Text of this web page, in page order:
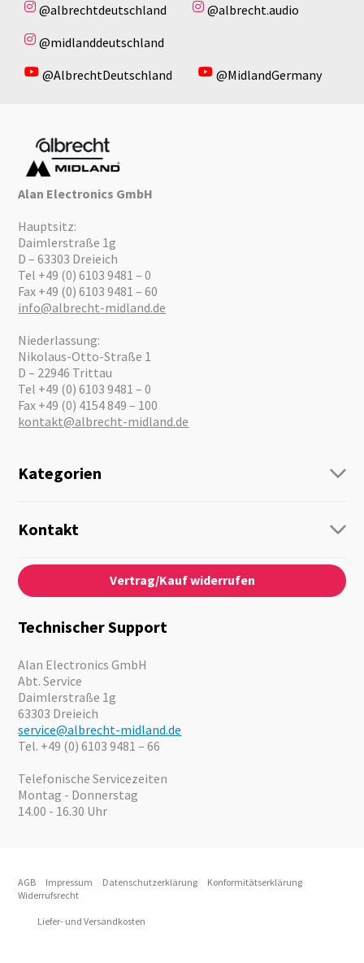
@albrechtdeutschland
@albrecht.audio
@midlanddeutschland
@AlbrechtDeutschland
@MidlandGermany
Alan Electronics GmbH
Hauptsitz:
Daimlerstraße 1g
D – 63303 Dreieich
Tel +49 (0) 6103 9481 – 0
Fax +49 (0) 6103 9481 – 60
info@albrecht-midland.de
Niederlassung:
Nikolaus-Otto-Straße 1
D – 22946 Trittau
Tel +49 (0) 6103 9481 – 0
Fax +49 (0) 4154 849 – 100
kontakt@albrecht-midland.de
Kategorien
Personenführung
Audio
Notfallvorsorge
Motorrad
Angebote
Kontakt
Kontaktformular
Über Uns
News
Karriere
Kataloge
Vertrag/Kauf widerrufen
Technischer Support
Alan Electronics GmbH
Abt. Service
Daimlerstraße 1g
63303 Dreieich
service@albrecht-midland.de
Tel. +49 (0) 6103 9481 – 66
Telefonische Servicezeiten
Montag - Donnerstag
14.00 - 16.30 Uhr
AGB Impressum Datenschutzerklärung
Konformitätserklärung
Widerrufsrecht
Liefer- und Versandkosten